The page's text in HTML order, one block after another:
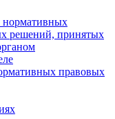
нормативных
решений, принятых
правовых